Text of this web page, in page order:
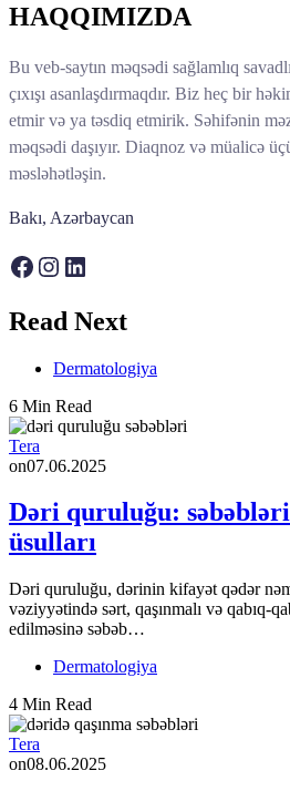
HAQQIMIZDA
Bu veb-saytın məqsədi sağlamlıq
çıxışı asanlaşdırmaqdır. Biz heç bir
etmir və ya təsdiq etmirik. Səhifənin
məqsədi daşıyır. Diaqnoz və müalicə
məsləhətləşin.
Bakı, Azərbaycan
Facebook
Instagram
LinkedIn
Read Next
Dermatologiya
6 Min Read
Tera
on07.06.2025
Dəri quruluğu:
üsulları
Dəri quruluğu, dərinin kifayət qədər
vəziyyətində sərt, qaşınmalı və qabıq-
edilməsinə səbəb…
Dermatologiya
4 Min Read
Tera
on08.06.2025